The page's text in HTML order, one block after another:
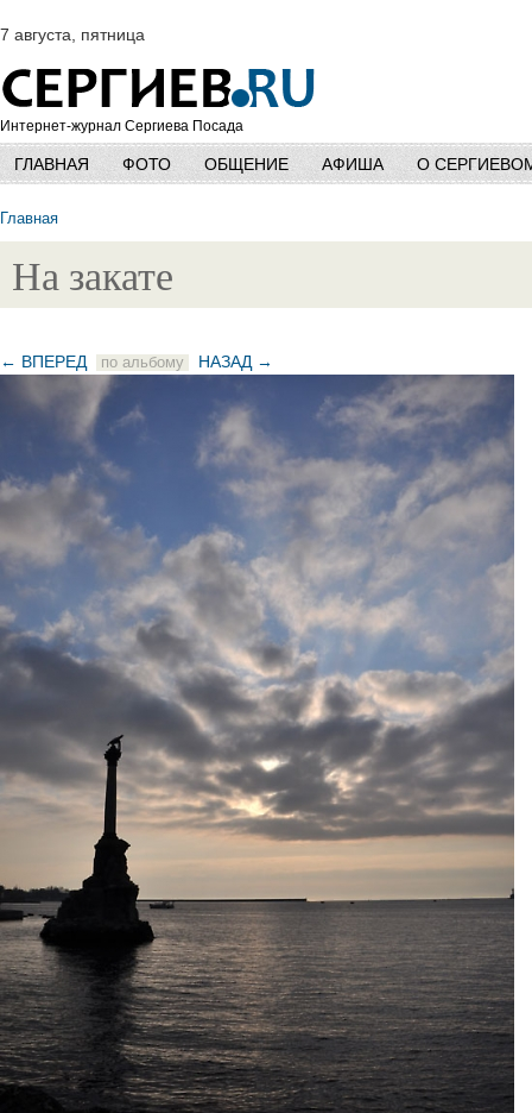
7 августа, пятница
Интернет-журнал Сергиева Посада
ГЛАВНАЯ ФОТО ОБЩЕНИЕ АФИША О
Главная
На закате
← ВПЕРЕД по альбому НАЗАД →